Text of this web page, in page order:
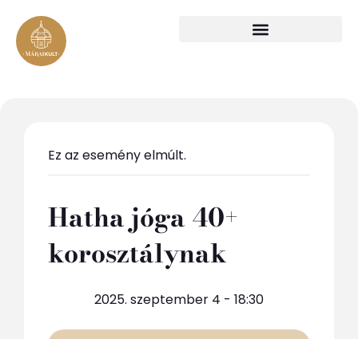
Ez az esemény elmúlt.
Hatha jóga 40+
korosztálynak
2025. szeptember 4 - 18:30